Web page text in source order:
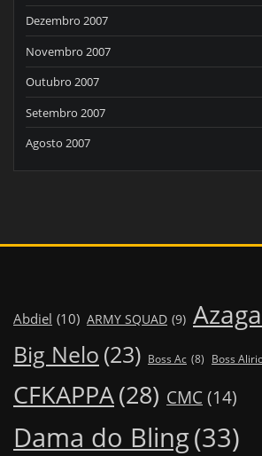
Dezembro 2007
Novembro 2007
Outubro 2007
Setembro 2007
Agosto 2007
Abdiel (10) ARMY SQUAD (9)
Big Nelo (23) Boss Ac (8) Boss
CFKAPPA(28) CMC (14)
Dama do Bling(33)